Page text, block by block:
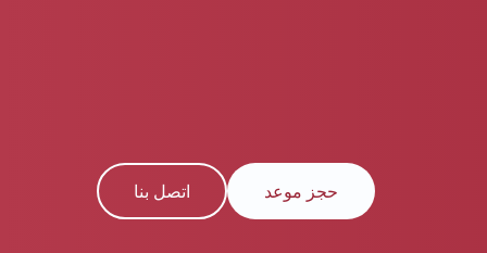
حجز موعد اتصل بنا